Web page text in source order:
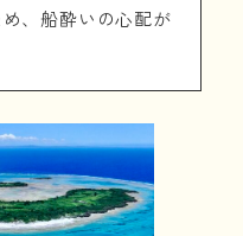
、船酔いの心配が